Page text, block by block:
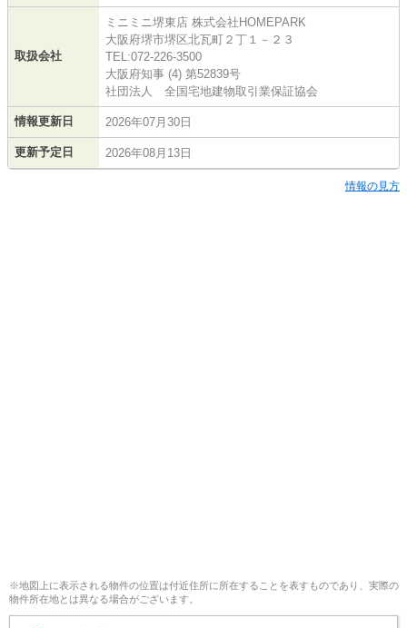
取扱会社
ミニミニ堺東店 株式会社HOMEPARK
大阪府堺市堺区北瓦町２丁１－２３
TEL:072-226-3500
大阪府知事 (4) 第52839号
社団法人 全国宅地建物取引業保証協会
情報更新日 2026年07月30日
更新予定日 2026年08月13日
情報の見方
※地図上に表示される物件の位置は付近住所に所在することを表すものであり、実際の
物件所在地とは異なる場合がございます。